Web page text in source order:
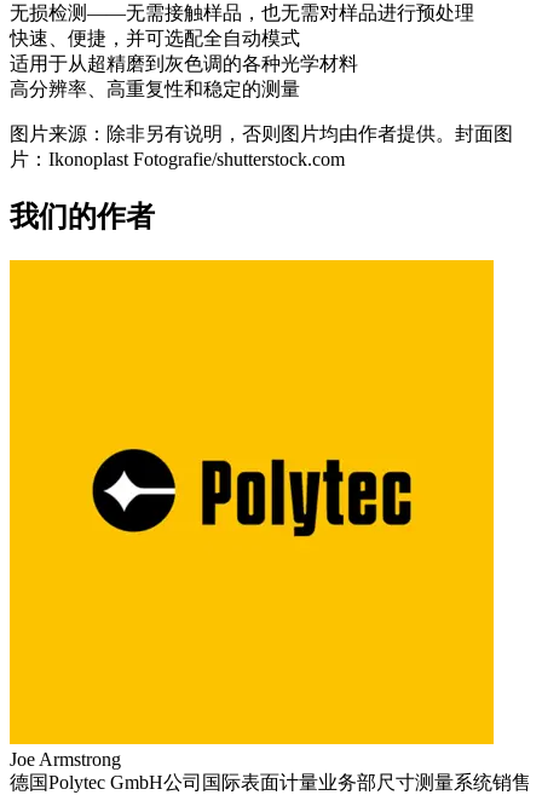
无损检测——无需接触样品，也无需对样品进行预处理
快速、便捷，并可选配全自动模式
适用于从超精磨到灰色调的各种光学材料
高分辨率、高重复性和稳定的测量
图片来源：除非另有说明，否则图片均由作者提供。封面图
片：Ikonoplast Fotografie/shutterstock.com
我们的作者
Joe Armstrong
德国Polytec GmbH公司国际表面计量业务部尺寸测量系统销售